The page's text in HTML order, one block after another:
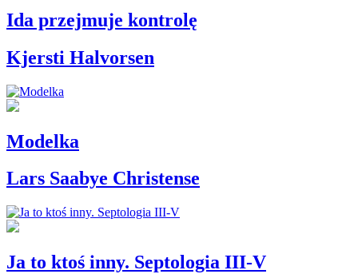
Ida przejmuje kontrolę
Kjersti Halvorsen
Modelka
Lars Saabye Christense
Ja to ktoś inny. Septologia III-V